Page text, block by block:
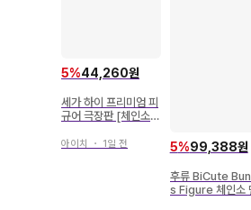
5%44,260원
세가 하이 프리미엄 피
규어 극장판 [체인소
매판
아이치 ・ 1일 전 5%99,388원
후류 BiCute
s Figure 체인소